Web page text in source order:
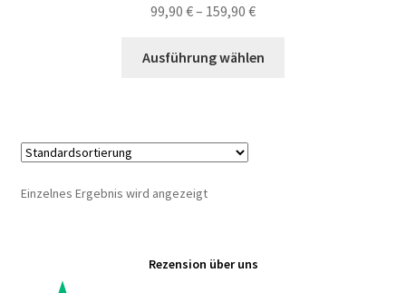
99,90 €– 159,90 €Preisspanne:
bis
Ausführung wählen
Einzelnes Ergebnis wird angezeigt
Rezension über uns